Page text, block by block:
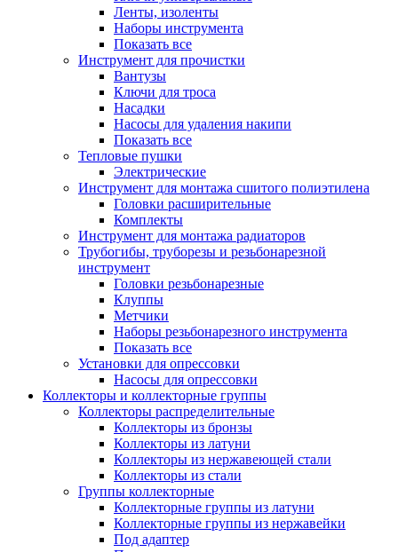
Ленты, изоленты
Наборы инструмента
Показать все
Инструмент для прочистки
Вантузы
Ключи для троса
Насадки
Насосы для удаления накипи
Показать все
Тепловые пушки
Электрические
Инструмент для монтажа сшитого полиэтилена
Головки расширительные
Комплекты
Инструмент для монтажа радиаторов
Трубогибы, труборезы и резьбонарезной
инструмент
Головки резьбонарезные
Клуппы
Метчики
Наборы резьбонарезного инструмента
Показать все
Установки для опрессовки
Насосы для опрессовки
Коллекторы и коллекторные группы
Коллекторы распределительные
Коллекторы из бронзы
Коллекторы из латуни
Коллекторы из нержавеющей стали
Коллекторы из стали
Группы коллекторные
Коллекторные группы из латуни
Коллекторные группы из нержавейки
Под адаптер